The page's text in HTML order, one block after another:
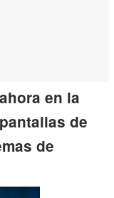
en la
de
de